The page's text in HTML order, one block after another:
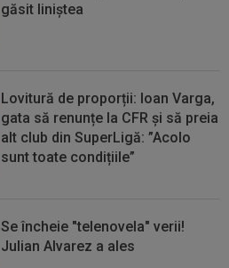
găsit liniștea
Lovitură de proporții: Ioan Varga,
gata să renunțe la CFR și să preia
alt club din SuperLigă: ”Acolo
sunt toate condițiile”
Se încheie "telenovela" verii!
Julian Alvarez a ales